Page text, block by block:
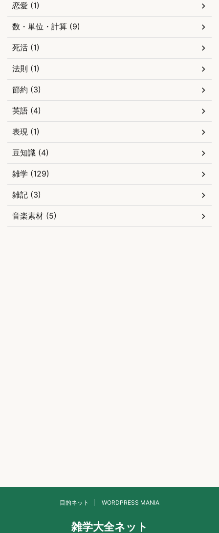
恋愛 (1)
数・単位・計算 (9)
死活 (1)
法則 (1)
節約 (3)
英語 (4)
表現 (1)
豆知識 (4)
雑学 (129)
雑記 (3)
音楽素材 (5)
目的ネット WORDPRESS MANIA
雑学大全ネット